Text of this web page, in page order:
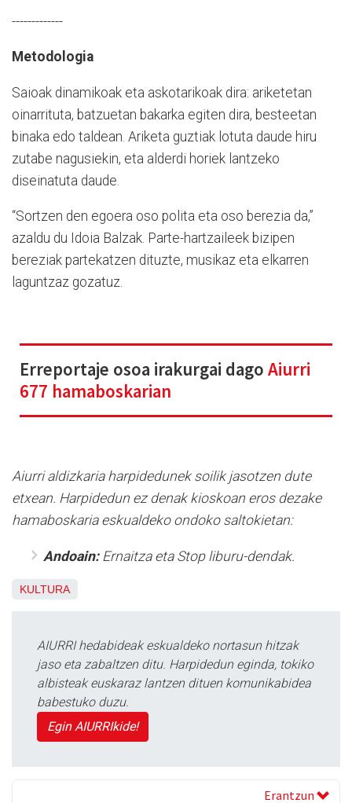
-------------
Metodologia
Saioak dinamikoak eta askotarikoak dira: ariketetan
oinarrituta, batzuetan bakarka egiten dira, besteetan
binaka edo taldean. Ariketa guztiak lotuta daude hiru
zutabe nagusiekin, eta alderdi horiek lantzeko
diseinatuta daude.
“Sortzen den egoera oso polita eta oso berezia da,”
azaldu du Idoia Balzak. Parte-hartzaileek bizipen
bereziak partekatzen dituzte, musikaz eta elkarren
laguntzaz gozatuz.
Erreportaje osoa irakurgai dagoAiurri
677 hamaboskarian
Aiurri aldizkaria harpidedunek soilik jasotzen dute
etxean. Harpidedun ez denak kioskoan eros dezake
hamaboskaria eskualdeko ondoko saltokietan:
Andoain: Ernaitza eta Stop liburu-dendak.
KULTURA
AIURRI hedabideak eskualdeko nortasun hitzak
jaso eta zabaltzen ditu. Harpidedun eginda, tokiko
albisteak euskaraz lantzen dituen komunikabidea
babestuko duzu.
Egin AIURRIkide!
Erantzun